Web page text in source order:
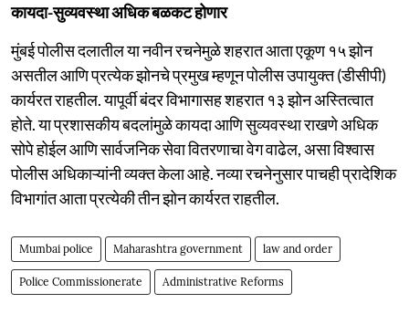
कायदा-सुव्यवस्था अधिक बळकट होणार
मुंबई पोलीस दलातील या नवीन रचनेमुळे शहरात आता एकूण १५ झोन
असतील आणि प्रत्येक झोनचे प्रमुख म्हणून पोलीस उपायुक्त (डीसीपी)
कार्यरत राहतील. यापूर्वी बंदर विभागासह शहरात १३ झोन अस्तित्वात
होते. या प्रशासकीय बदलांमुळे कायदा आणि सुव्यवस्था राखणे अधिक
सोपे होईल आणि सार्वजनिक सेवा वितरणाचा वेग वाढेल, असा विश्वास
पोलीस अधिकाऱ्यांनी व्यक्त केला आहे. नव्या रचनेनुसार पाचही प्रादेशिक
विभागांत आता प्रत्येकी तीन झोन कार्यरत राहतील.
Mumbai police Maharashtra government law and order
Police Commissionerate Administrative Reforms